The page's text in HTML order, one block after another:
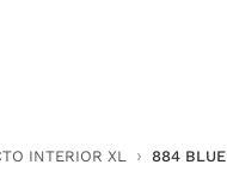
INTERIOR XL 884 BLUE